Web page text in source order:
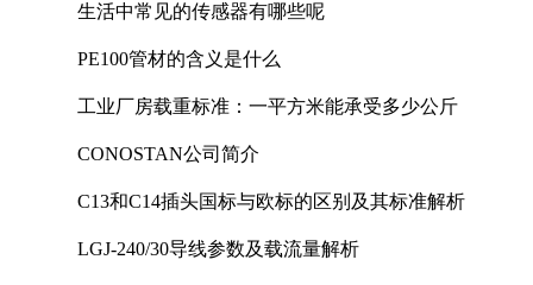
生活中常见的传感器有哪些呢
PE100管材的含义是什么
工业厂房载重标准：一平方米能承受多少公斤
CONOSTAN公司简介
C13和C14插头国标与欧标的区别及其标准解析
LGJ-240/30导线参数及载流量解析